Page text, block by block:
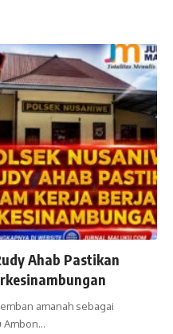
Ahab Pastikan
amanah sebagai
Ambon…